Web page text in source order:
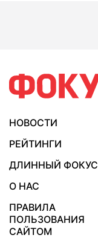
НОВОСТИ
РЕЙТИНГИ
ДЛИННЫЙ ФОКУС
О НАС
ПРАВИЛА
ПОЛЬЗОВАНИЯ
САЙТОМ